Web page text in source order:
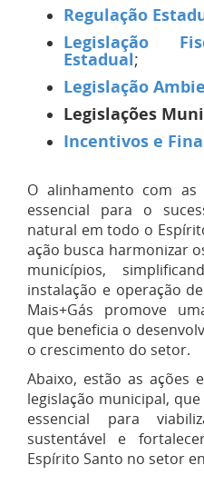
Regulação
Legislação
Estadual;
Legislação
Legislações
Incentivos e
O alinhamento com as
essencial para o
natural em todo o
ação busca harmonizar
municípios,
instalação e operação
Mais+Gás promove
que beneficia o
o crescimento do setor.
Abaixo, estão as ações
legislação municipal,
essencial para
sustentável e
Espírito Santo no setor